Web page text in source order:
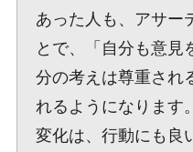
あった人も、アサー
とで、「自分も意見
分の考えは尊重され
れるようになります
変化は、行動にも良